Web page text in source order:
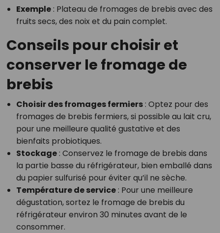
Exemple: Plateau de fromages de brebis avec des
fruits secs, des noix et du pain complet.
Conseils pour choisir et
conserver le fromage de
brebis
Choisir des fromages fermiers: Optez pour des
fromages de brebis fermiers, si possible au lait cru,
pour une meilleure qualité gustative et des
bienfaits probiotiques.
Stockage: Conservez le fromage de brebis dans
la partie basse du réfrigérateur, bien emballé dans
du papier sulfurisé pour éviter qu’il ne sèche.
Température de service: Pour une meilleure
dégustation, sortez le fromage de brebis du
réfrigérateur environ 30 minutes avant de le
consommer.